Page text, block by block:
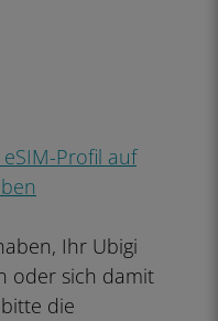
Profil auf
Ihr Ubigi
oder sich damit
die